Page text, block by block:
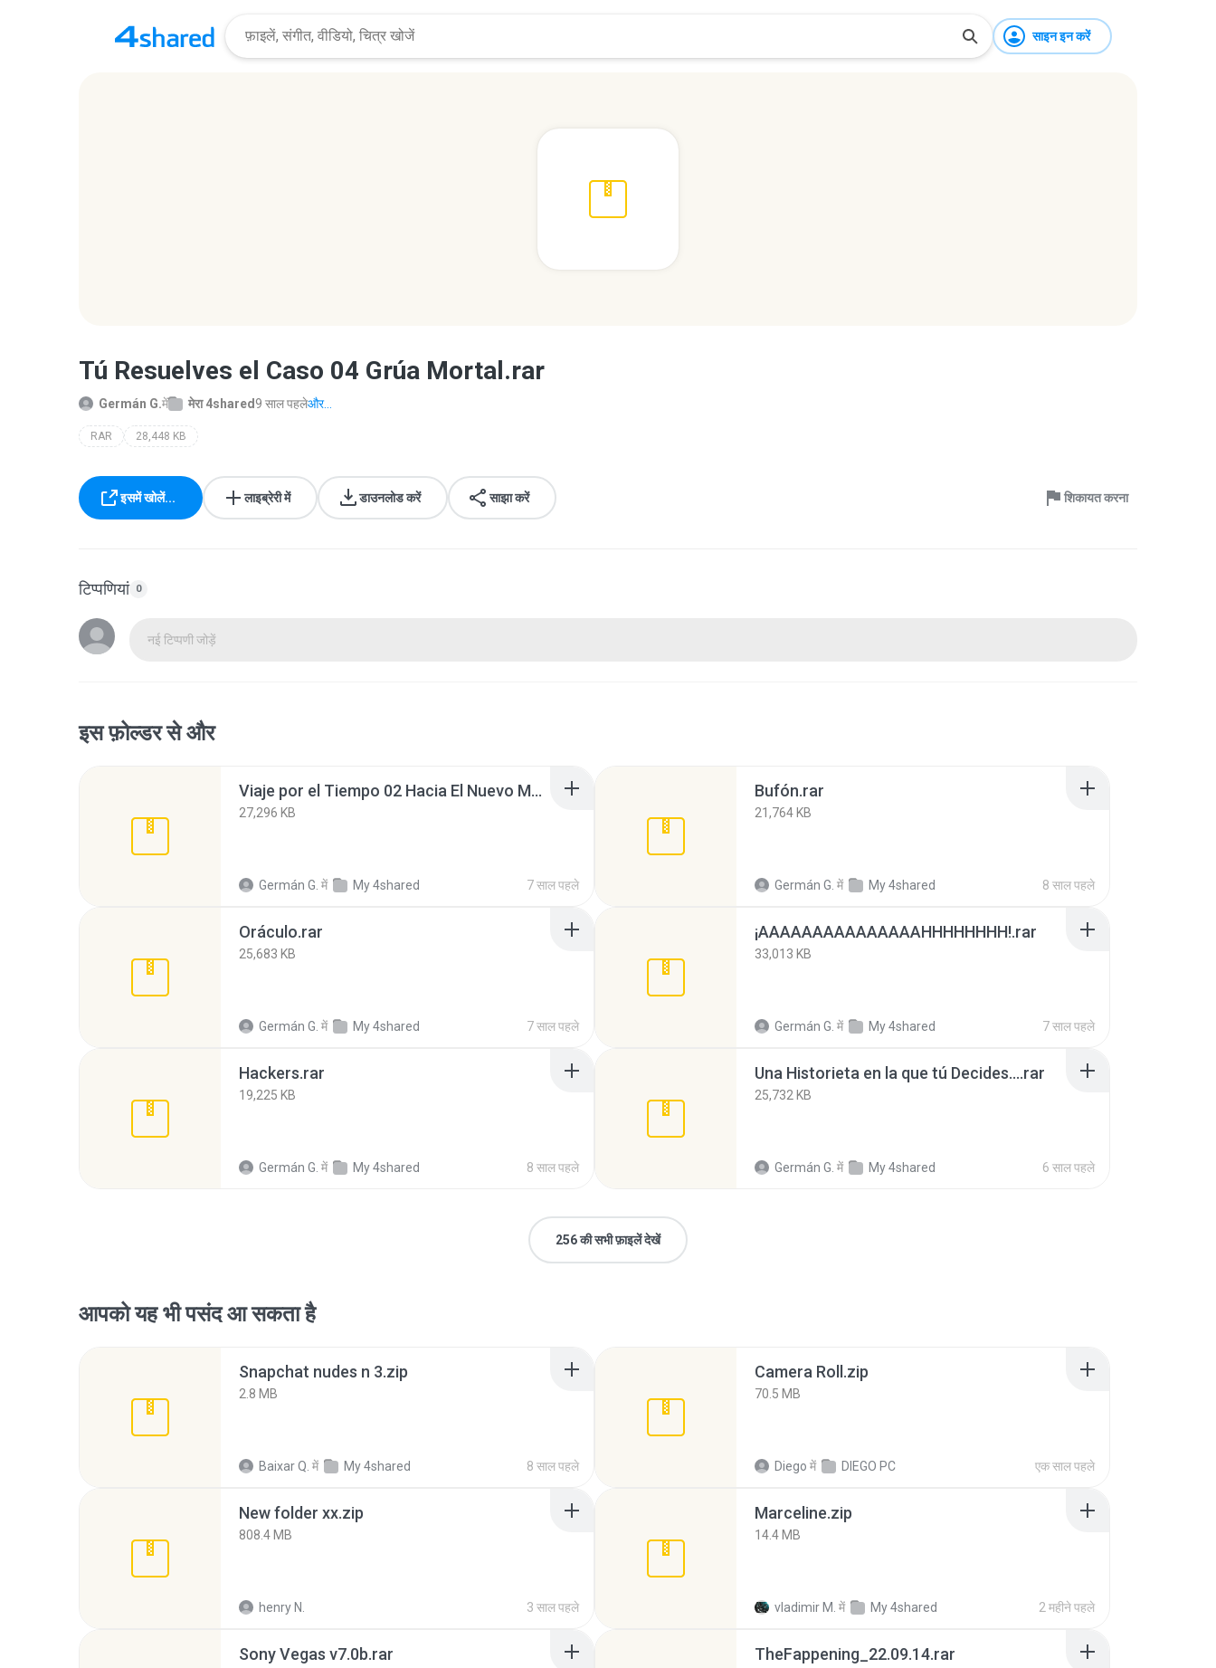
साइन इन करें
Tú Resuelves el Caso 04 Grúa Mortal.rar
Germán G.में मेरा 4shared 9 साल पहलेऔर...
RAR 28,448 KB
इसमें खोलें... लाइब्रेरी में डाउनलोड करें साझा करें शिकायत करना
टिप्पणियां 0
नई टिप्पणी जोड़ें
इस फ़ोल्डर से और
Viaje por el Tiempo 02 Hacia El Nuevo Mundo.rar
27,296 KB
Germán G. में My 4shared 7 साल पहले
Bufón.rar
21,764 KB
Germán G. में My 4shared 8 साल पहले
Oráculo.rar
25,683 KB
Germán G. में My 4shared 7 साल पहले
¡AAAAAAAAAAAAAAAHHHHHHHH!.rar
33,013 KB
Germán G. में My 4shared 7 साल पहले
Hackers.rar
19,225 KB
Germán G. में My 4shared 8 साल पहले
Una Historieta en la que tú Decides....rar
25,732 KB
Germán G. में My 4shared 6 साल पहले
256 की सभी फ़ाइलें देखें
आपको यह भी पसंद आ सकता है
Snapchat nudes n 3.zip
2.8 MB
Baixar Q. में My 4shared 8 साल पहले
Camera Roll.zip
70.5 MB
Diego में DIEGO PC एक साल पहले
New folder xx.zip
808.4 MB
henry N. 3 साल पहले
Marceline.zip
14.4 MB
vladimir M. में My 4shared 2 महीने पहले
Sony Vegas v7.0b.rar TheFappening_22.09.14.rar